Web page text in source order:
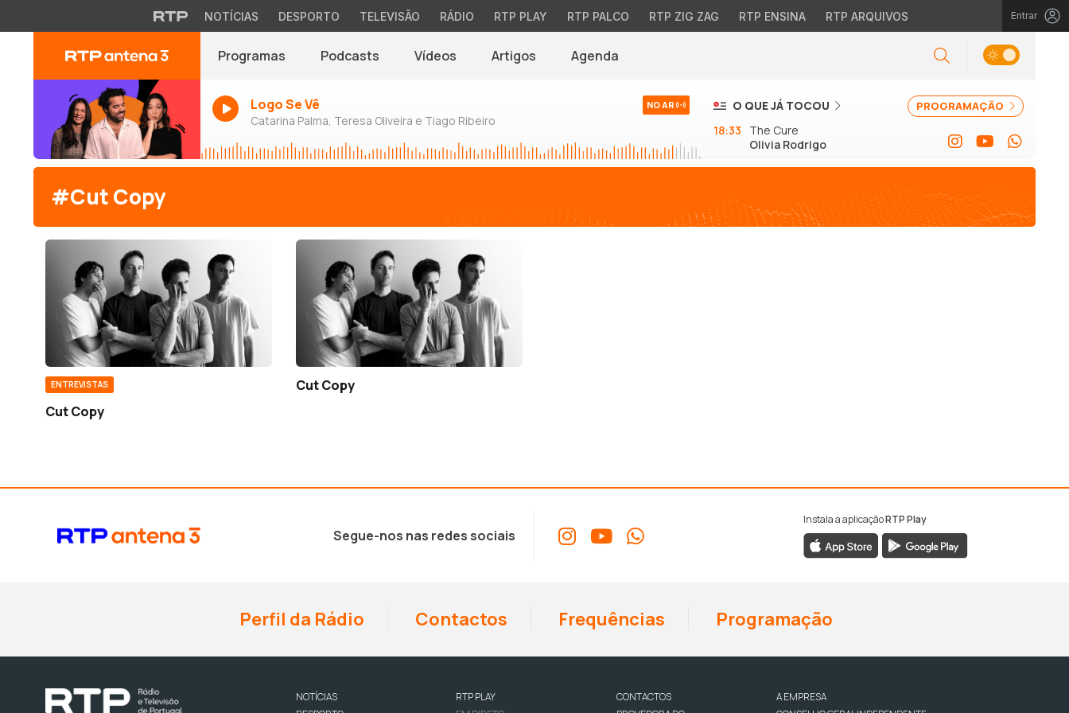
NOTÍCIAS DESPORTO TELEVISÃO RÁDIO RTP PLAY RTP PALCO RTP ZIG ZAG RTP ENSINA RTP ARQUIVOS Entrar
Programas Podcasts Vídeos Artigos Agenda
Logo Se Vê
Catarina Palma, Teresa Oliveira e Tiago Ribeiro
NO AR PROGRAMAÇÃO
O QUE JÁ TOCOU
18:33
The Cure
Olivia Rodrigo
#Cut Copy
ENTREVISTAS
Cut Copy
Cut Copy
Segue-nos nas redes sociais
Instala a aplicaçãoRTP Play
Perfil da Rádio Contactos Frequências Programação
NOTÍCIAS
RTP PLAY
CONTACTOS
A EMPRESA